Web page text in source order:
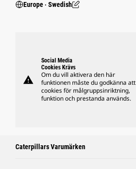
Europe ‧ Swedish
warning
Social Media
Cookies Krävs
Om du vill aktivera den här
funktionen måste du godkänna att
cookies för målgruppsinriktning,
funktion och prestanda används.
Caterpillars Varumärken